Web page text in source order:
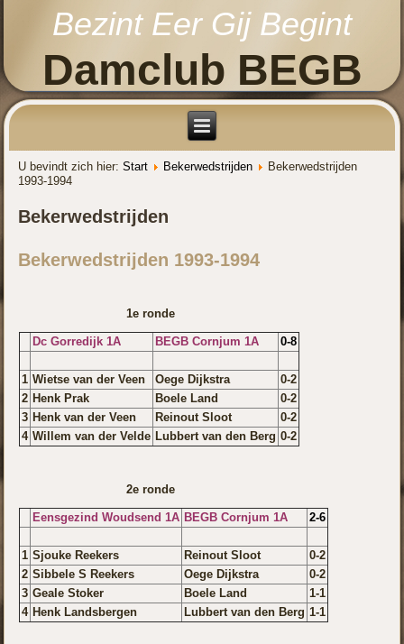
Bezint Eer Gij Begint
Damclub BEGB
U bevindt zich hier:Start Bekerwedstrijden
Bekerwedstrijden
1993-1994
Bekerwedstrijden
Bekerwedstrijden 1993-1994
1e ronde
Dc Gorredijk 1A BEGB Cornjum 1A 0-8
1 Wietse van der Veen Oege Dijkstra
0-2
2 Henk Prak Boele Land
0-2
3 Henk van der Veen Reinout Sloot
0-2
4 Willem van der Velde Lubbert van den Berg 0-2
2e ronde
Eensgezind Woudsend 1A BEGB Cornjum 1A 2-6
1 Sjouke Reekers Reinout Sloot
0-2
2 Sibbele S Reekers Oege Dijkstra
0-2
3 Geale Stoker Boele Land
1-1
4 Henk Landsbergen Lubbert van den Berg 1-1